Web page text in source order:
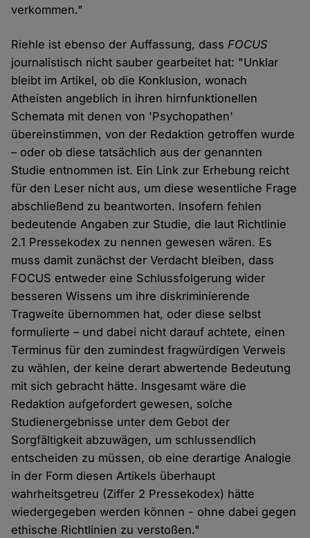
verkommen."
Riehle ist ebenso der Auffassung, dassFOCUS
journalistisch nicht sauber gearbeitet hat: "Unklar
bleibt im Artikel, ob die Konklusion, wonach
Atheisten angeblich in ihren hirnfunktionellen
Schemata mit denen von 'Psychopathen'
übereinstimmen, von der Redaktion getroffen wurde
– oder ob diese tatsächlich aus der genannten
Studie entnommen ist. Ein Link zur Erhebung reicht
für den Leser nicht aus, um diese wesentliche Frage
abschließend zu beantworten. Insofern fehlen
bedeutende Angaben zur Studie, die laut Richtlinie
2.1 Pressekodex zu nennen gewesen wären. Es
muss damit zunächst der Verdacht bleiben, dass
FOCUS entweder eine Schlussfolgerung wider
besseren Wissens um ihre diskriminierende
Tragweite übernommen hat, oder diese selbst
formulierte – und dabei nicht darauf achtete, einen
Terminus für den zumindest fragwürdigen Verweis
zu wählen, der keine derart abwertende Bedeutung
mit sich gebracht hätte. Insgesamt wäre die
Redaktion aufgefordert gewesen, solche
Studienergebnisse unter dem Gebot der
Sorgfältigkeit abzuwägen, um schlussendlich
entscheiden zu müssen, ob eine derartige Analogie
in der Form diesen Artikels überhaupt
wahrheitsgetreu (Ziffer 2 Pressekodex) hätte
wiedergegeben werden können - ohne dabei gegen
ethische Richtlinien zu verstoßen."